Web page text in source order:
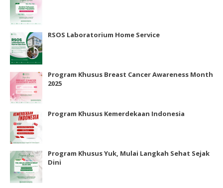
RSOS Laboratorium Home Service
Program Khusus Breast Cancer Awareness Month
2025
Program Khusus Kemerdekaan Indonesia
Program Khusus Yuk, Mulai Langkah Sehat Sejak
Dini